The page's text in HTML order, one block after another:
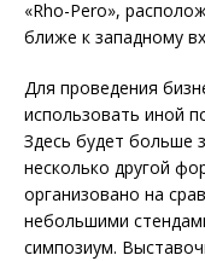
«Rho-Pero»,
ближе к западному
Для проведения
использовать иной
Здесь будет больше
несколько другой
организовано на
небольшими
симпозиум.